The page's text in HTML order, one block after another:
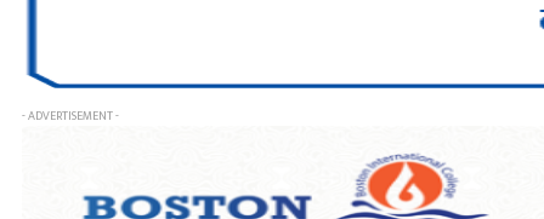
- ADVERTISEMENT -